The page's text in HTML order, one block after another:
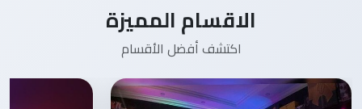
الاقسام المميزة
اكتشف أفضل الأقسام